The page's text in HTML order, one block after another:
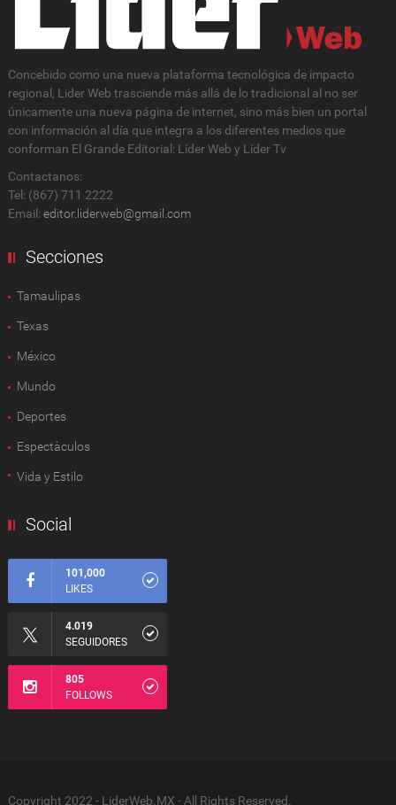
Concebido como una nueva plataforma tecnológica de impacto
regional, Lider Web trasciende más allá de lo tradicional al no ser
únicamente una nueva página de internet, sino más bien un portal
con información al día que integra a los diferentes medios que
conforman El Grande Editorial: Líder Web y Líder Tv
Contactanos:
Tel: (867) 711 2222
Email: editor.liderweb@gmail.com
Secciones
Tamaulipas
Texas
México
Mundo
Deportes
Espectàculos
Vida y Estilo
Social
101,000
LIKES
4.019
SEGUIDORES
805
FOLLOWS
Copyright 2022 - LiderWeb.MX - All Rights Reserved.